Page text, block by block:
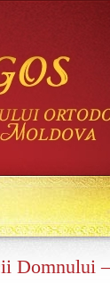
Domnului